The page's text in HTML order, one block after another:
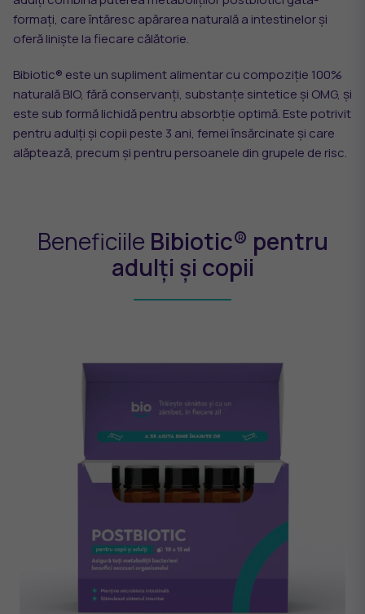
formați, care întăresc apărarea naturală a intestinelor și
oferă liniște la fiecare călătorie.
Bibiotic® este un supliment alimentar cu compoziție 100%
naturală BIO, fără conservanți, substanțe sintetice și OMG, și
este sub formă lichidă pentru absorbție optimă. Este potrivit
pentru adulți și copii peste 3 ani, femei însărcinate și care
alăptează, precum și pentru persoanele din grupele de risc.
Beneficiile Bibiotic® pentru
adulți și copii